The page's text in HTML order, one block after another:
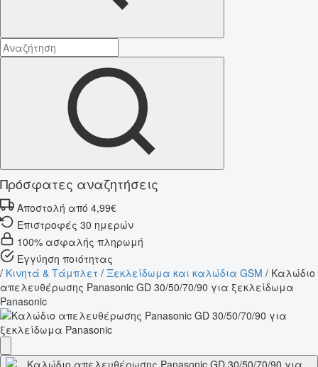
Πρόσφατες αναζητήσεις
Αποστολή από 4,99€
Επιστροφές 30 ημερών
100% ασφαλής πληρωμή
Εγγύηση ποιότητας
/ Κινητά & Τάμπλετ / Ξεκλείδωμα και καλώδια GSM / Καλώδιο
απελευθέρωσης Panasonic GD 30/50/70/90 για ξεκλείδωμα
Panasonic